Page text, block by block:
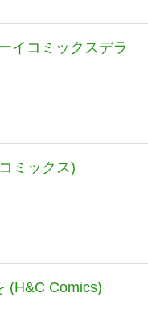
イコミックスデラ
ミックス)
(H&C Comics)